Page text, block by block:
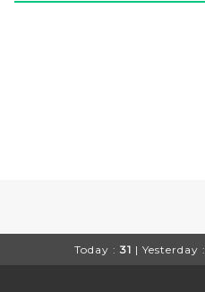
Today : 31 | Yesterday :